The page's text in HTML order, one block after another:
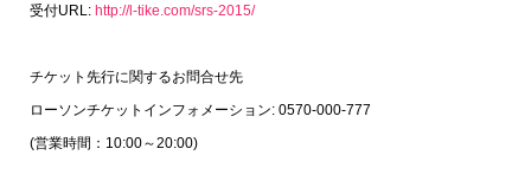
受付URL: http://l-tike.com/srs-2015/
チケット先行に関するお問合せ先
ローソンチケットインフォメーション: 0570-000-777
(営業時間：10:00～20:00)